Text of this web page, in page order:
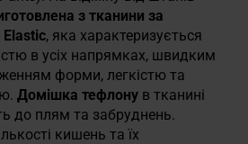
з тканини за
Elastic, яка характеризується
в усіх напрямках, швидким
форми, легкістю та
Домішка тефлону в тканині
до плям та забруднень.
кишень та їх